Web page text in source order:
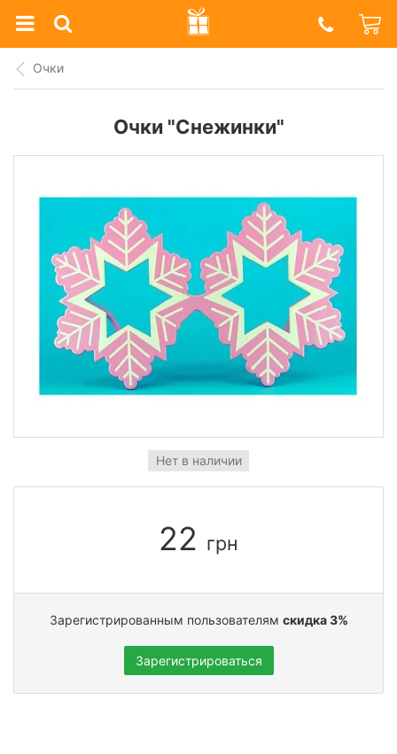
Prazdnik
Shop
Очки
Очки "Снежинки"
Нет в наличии
22 грн
Зарегистрированным пользователям скидка 3%
Зарегистрироваться